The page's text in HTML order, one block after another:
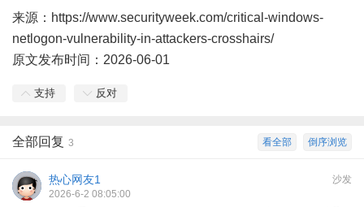
来源：https://www.securityweek.com/critical-windows-
netlogon-vulnerability-in-attackers-crosshairs/
原文发布时间：2026-06-01
支持 反对
倒序浏览
看全部
全部回复 3
沙发
热心网友1
2026-6-2 08:05:00